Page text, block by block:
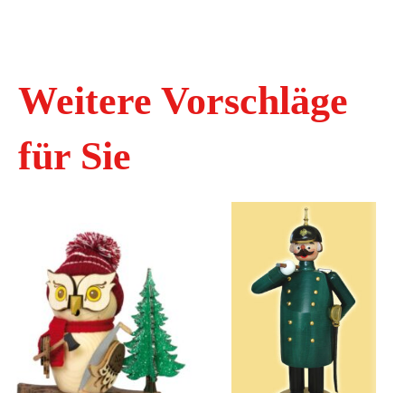
Weitere Vorschläge
für Sie